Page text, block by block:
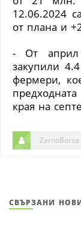
12.06.2024
от плана и
-
От
закупили
фермери,
края на
ZarnoBorsa
СВЪРЗАНИ